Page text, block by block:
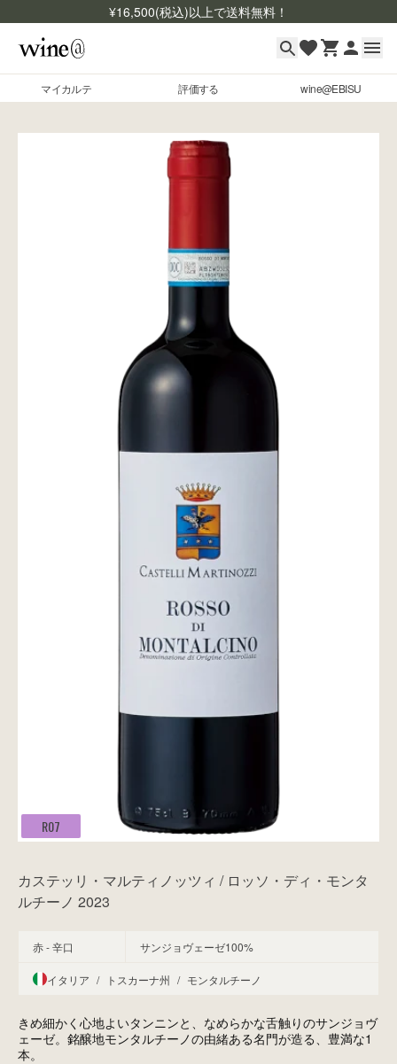
¥16,500(税込)以上で送料無料！
マイカルテ 評価する wine@EBISU
マイカルテ
R07
カステッリ・マルティノッツィ / ロッソ・ディ・モンタ
ルチーノ 2023
赤 - 辛口 サンジョヴェーゼ100%
イタリア / トスカーナ州 / モンタルチーノ
きめ細かく心地よいタンニンと、なめらかな舌触りのサンジョヴ
ェーゼ。銘醸地モンタルチーノの由緒ある名門が造る、豊満な1
本。